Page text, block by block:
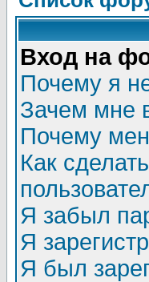
Вход на
Почему я
Зачем мне
Почему
Как
Я забыл
Я
Я был